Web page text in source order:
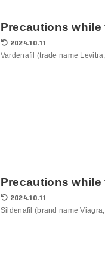
Precautions while
2024.10.11
Vardenafil (trade name
Precautions
2024.10.11
Sildenafil (brand name